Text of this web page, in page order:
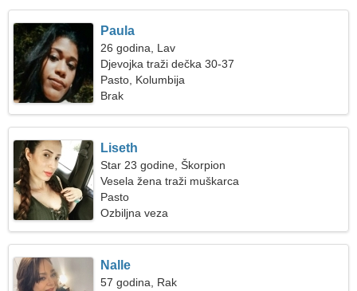
Paula
26 godina, Lav
Djevojka traži dečka 30-37
Pasto, Kolumbija
Brak
Liseth
Star 23 godine, Škorpion
Vesela žena traži muškarca
Pasto
Ozbiljna veza
Nalle
57 godina, Rak